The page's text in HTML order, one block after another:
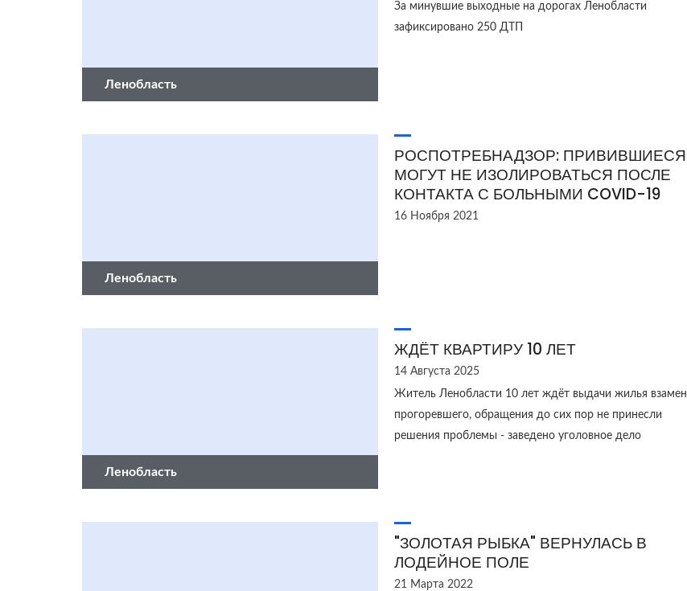
Ленобласть
За минувшие выходные на дорогах Ленобласти
зафиксировано 250 ДТП
Ленобласть
РОСПОТРЕБНАДЗОР: ПРИВИВШИЕСЯ
МОГУТ НЕ ИЗОЛИРОВАТЬСЯ ПОСЛЕ
КОНТАКТА С БОЛЬНЫМИ COVID-19
16 Ноября 2021
Ленобласть
ЖДЁТ КВАРТИРУ 10 ЛЕТ
14 Августа 2025
Житель Ленобласти 10 лет ждёт выдачи жилья взамен
прогоревшего, обращения до сих пор не принесли
решения проблемы - заведено уголовное дело
"ЗОЛОТАЯ РЫБКА" ВЕРНУЛАСЬ В
ЛОДЕЙНОЕ ПОЛЕ
21 Марта 2022